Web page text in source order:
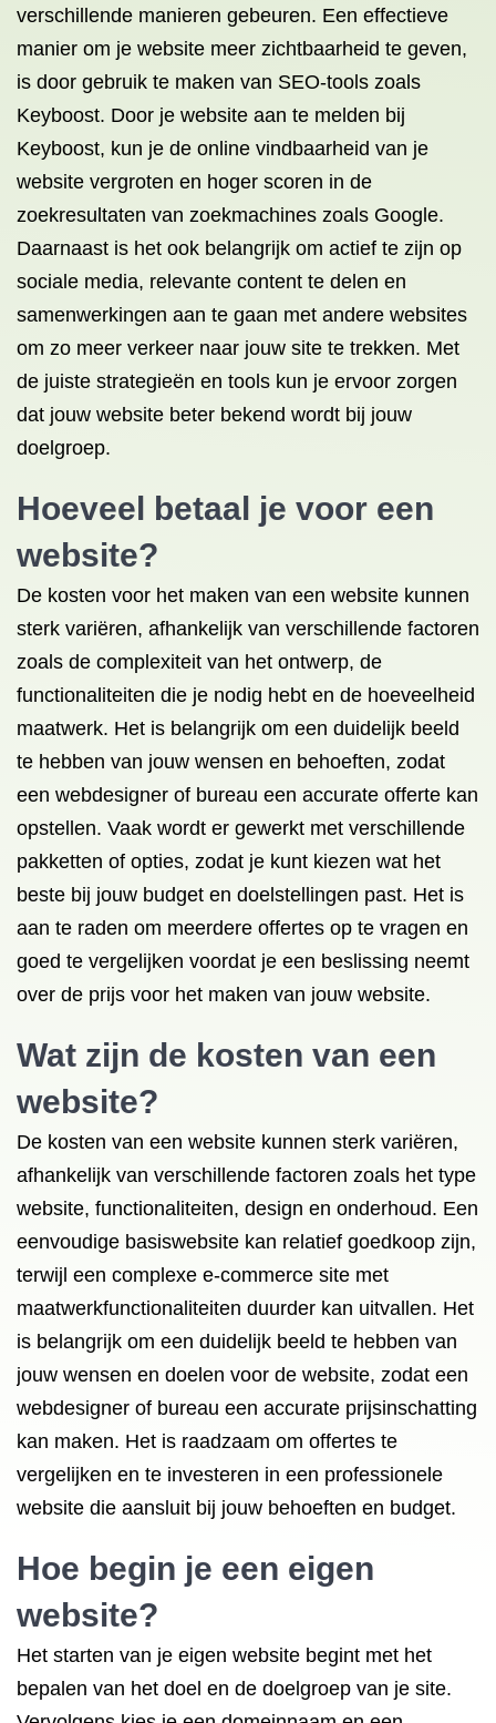
verschillende manieren gebeuren. Een effectieve
manier om je website meer zichtbaarheid te geven,
is door gebruik te maken van SEO-tools zoals
Keyboost. Door je website aan te melden bij
Keyboost, kun je de online vindbaarheid van je
website vergroten en hoger scoren in de
zoekresultaten van zoekmachines zoals Google.
Daarnaast is het ook belangrijk om actief te zijn op
sociale media, relevante content te delen en
samenwerkingen aan te gaan met andere websites
om zo meer verkeer naar jouw site te trekken. Met
de juiste strategieën en tools kun je ervoor zorgen
dat jouw website beter bekend wordt bij jouw
doelgroep.
Hoeveel betaal je voor een
website?
De kosten voor het maken van een website kunnen
sterk variëren, afhankelijk van verschillende factoren
zoals de complexiteit van het ontwerp, de
functionaliteiten die je nodig hebt en de hoeveelheid
maatwerk. Het is belangrijk om een duidelijk beeld
te hebben van jouw wensen en behoeften, zodat
een webdesigner of bureau een accurate offerte kan
opstellen. Vaak wordt er gewerkt met verschillende
pakketten of opties, zodat je kunt kiezen wat het
beste bij jouw budget en doelstellingen past. Het is
aan te raden om meerdere offertes op te vragen en
goed te vergelijken voordat je een beslissing neemt
over de prijs voor het maken van jouw website.
Wat zijn de kosten van een
website?
De kosten van een website kunnen sterk variëren,
afhankelijk van verschillende factoren zoals het type
website, functionaliteiten, design en onderhoud. Een
eenvoudige basiswebsite kan relatief goedkoop zijn,
terwijl een complexe e-commerce site met
maatwerkfunctionaliteiten duurder kan uitvallen. Het
is belangrijk om een duidelijk beeld te hebben van
jouw wensen en doelen voor de website, zodat een
webdesigner of bureau een accurate prijsinschatting
kan maken. Het is raadzaam om offertes te
vergelijken en te investeren in een professionele
website die aansluit bij jouw behoeften en budget.
Hoe begin je een eigen
website?
Het starten van je eigen website begint met het
bepalen van het doel en de doelgroep van je site.